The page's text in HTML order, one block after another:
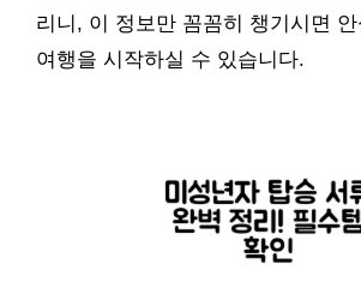
리니, 이 정보만 꼼꼼히 챙기시면
여행을 시작하실 수 있습니다.